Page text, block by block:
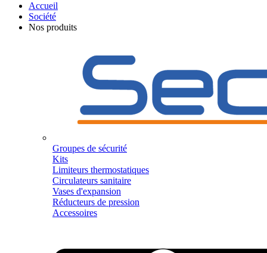
Accueil
Société
Nos produits
Groupes de sécurité
Kits
Limiteurs thermostatiques
Circulateurs sanitaire
Vases d'expansion
Réducteurs de pression
Accessoires